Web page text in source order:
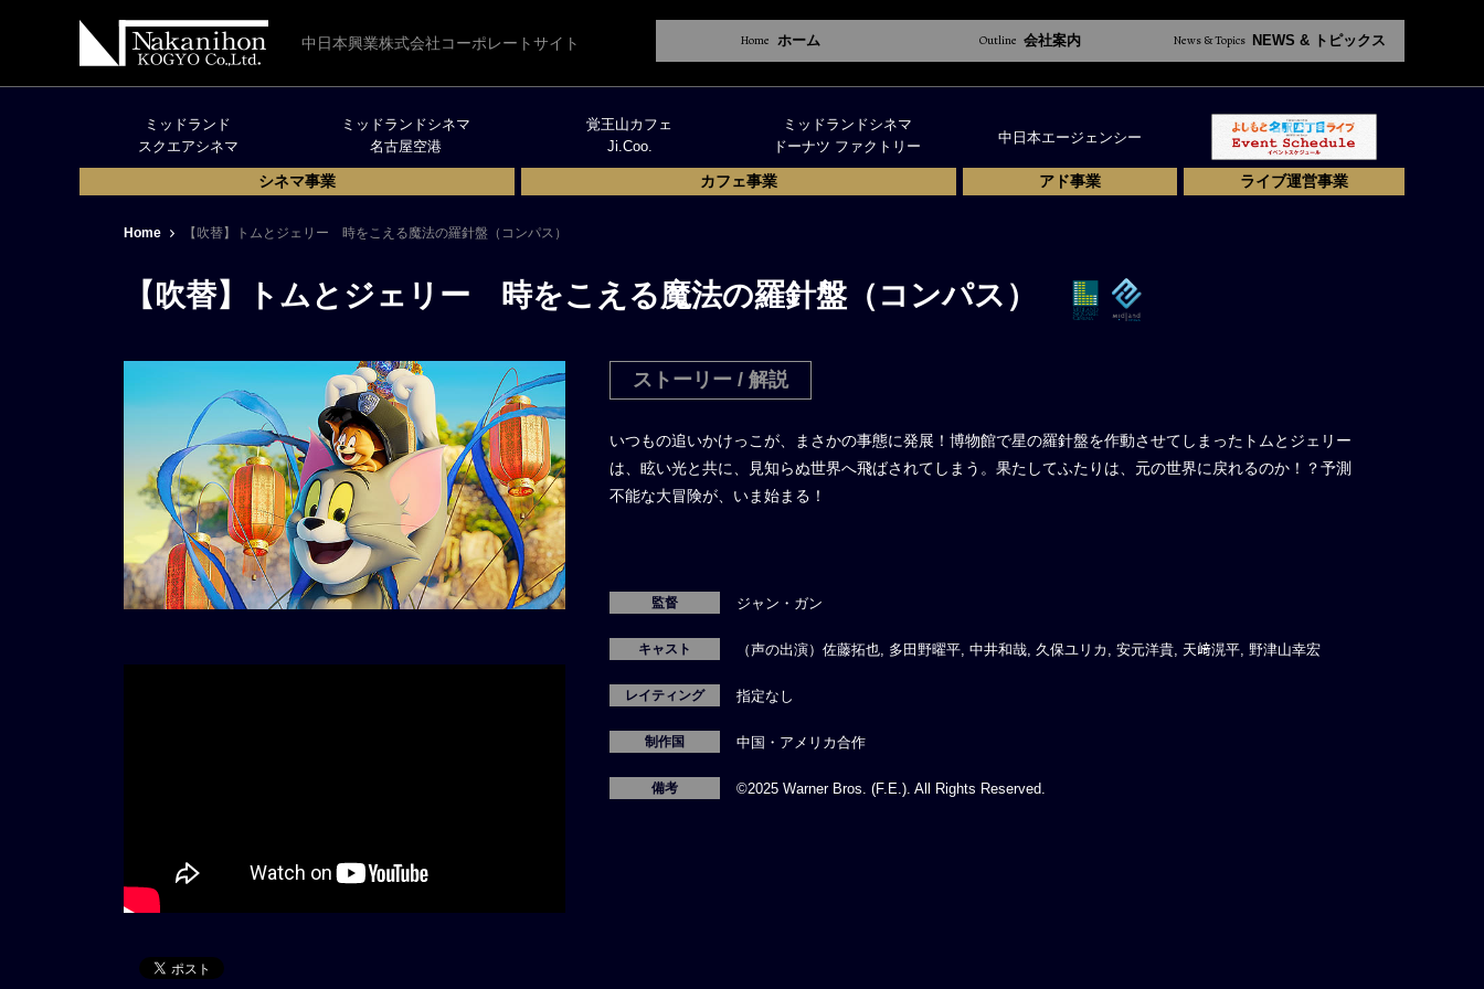
中日本興業株式会社コーポレートサイト Home ホーム Outline 会社案内 News & Topics NEWS & トピックス
ミッドランド
スクエアシネマ
ミッドランドシネマ
名古屋空港
シネマ事業
覚王山カフェ
Ji.Coo.
ミッドランドシネマ
ドーナツ ファクトリー
カフェ事業
中日本エージェンシー
アド事業 ライブ運営事業
Home 【吹替】トムとジェリー 時をこえる魔法の羅針盤（コンパス）
【吹替】トムとジェリー 時をこえる魔法の羅針盤（コンパス）
ストーリー / 解説
いつもの追いかけっこが、まさかの事態に発展！博物館で星の羅針盤を作動させてしまったトムとジェリー
は、眩い光と共に、見知らぬ世界へ飛ばされてしまう。果たしてふたりは、元の世界に戻れるのか！？予測
不能な大冒険が、いま始まる！
監督 ジャン・ガン
キャスト （声の出演）佐藤拓也, 多田野曜平, 中井和哉, 久保ユリカ, 安元洋貴, 天﨑滉平, 野津山幸宏
レイティング 指定なし
制作国 中国・アメリカ合作
備考 ©2025 Warner Bros. (F.E.). All Rights Reserved.